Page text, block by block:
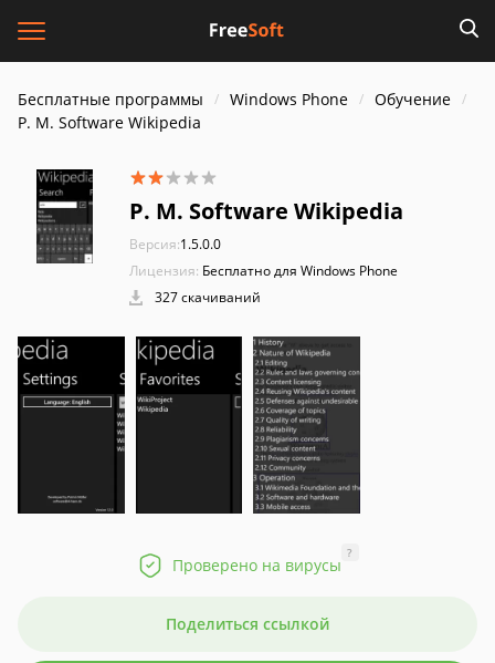
Бесплатные программы Windows Phone
Обучение
P. M. Software Wikipedia
P. M. Software Wikipedia
Версия:1.5.0.0
Лицензия: Бесплатно для Windows Phone
327 скачиваний
Проверено на вирусы
?
Поделиться ссылкой